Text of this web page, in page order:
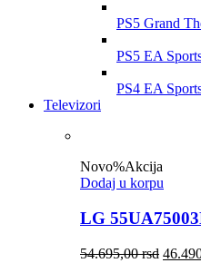
PS5 Grand
PS5 EA
PS4 EA
Televizori
Novo%Akcija
Dodaj u korpu
LG
54.695,00rsd